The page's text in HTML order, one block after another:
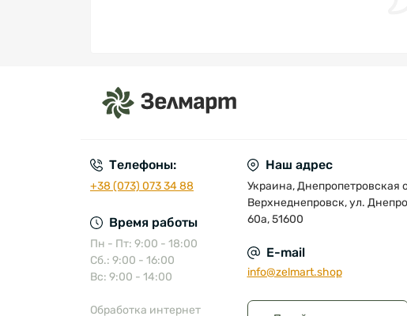
Телефоны:
+38 (073) 073 34 88
Время работы
Пн - Пт: 9:00 - 18:00
Сб.: 9:00 - 16:00
Вс: 9:00 - 14:00
Обработка интернет
Наш адрес
Украина, Днепропетровская
Верхнеднепровск, ул.
60а, 51600
E-mail
info@zelmart.shop